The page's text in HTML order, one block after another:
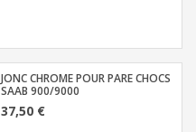
JONC CHROME POUR PARE CHOCS
SAAB 900/9000
37,50 €